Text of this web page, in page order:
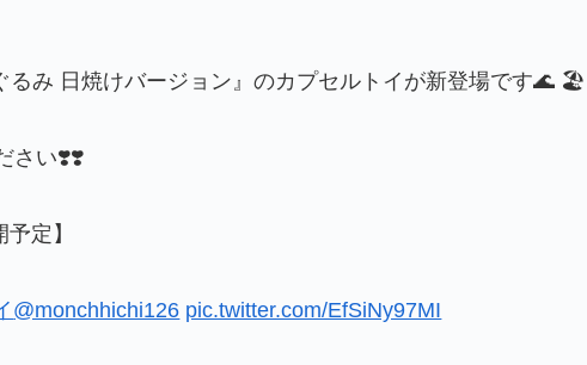
るみ 日焼けバージョン』のカプセルトイが新登場です🌊 🏖️
さい❣️❣️
定】
@monchhichi126 pic.twitter.com/EfSiNy97MI